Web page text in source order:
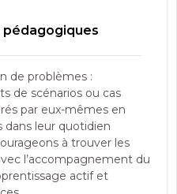
de problèmes :
de scénarios ou cas
par eux-mêmes en
dans leur quotidien
à trouver les
l’accompagnement du
actif et